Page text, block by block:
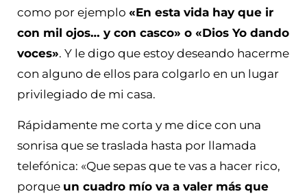
como por ejemplo «En esta vida hay que ir
con mil ojos… y con casco» o «Dios Yo dando
voces». Y le digo que estoy deseando hacerme
con alguno de ellos para colgarlo en un lugar
privilegiado de mi casa.
Rápidamente me corta y me dice con una
sonrisa que se traslada hasta por llamada
telefónica: «Que sepas que te vas a hacer rico,
porque un cuadro mío va a valer más que